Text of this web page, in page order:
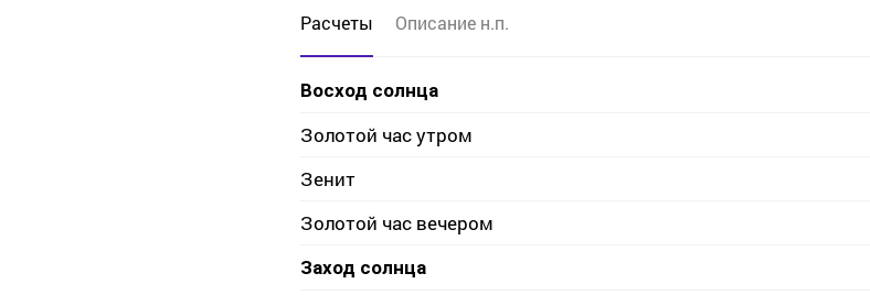
Расчеты Описание н.п.
Восход солнца
Золотой час утром
Зенит
Золотой час вечером
Заход солнца